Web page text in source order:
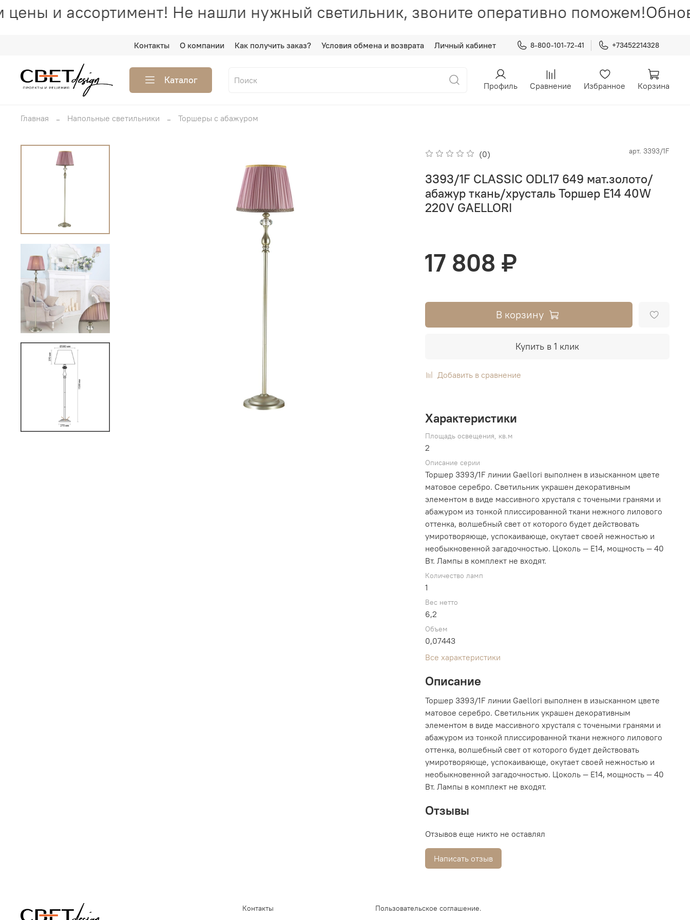
и ассортимент! Не нашли нужный светильник, звоните оперативно поможем!
Контакты О компании Как получить заказ? Условия обмена и возврата Личный кабинет 8-800-101-72-41 +73452214328
Каталог Профиль Сравнение Избранное Корзина
Главная Напольные светильники Торшеры с абажуром
(0) арт. 3393/1F
3393/1F CLASSIC ODL17 649 мат.золото/
абажур ткань/хрусталь Торшер E14 40W
220V GAELLORI
17 808 ₽
В корзину
Купить в 1 клик
Добавить в сравнение
Характеристики
Площадь освещения, кв.м
2
Описание серии
Торшер 3393/1F линии Gaellori выполнен в изысканном цвете
матовое серебро. Светильник украшен декоративным
элементом в виде массивного хрусталя с точеными гранями и
абажуром из тонкой плиссированной ткани нежного лилового
оттенка, волшебный свет от которого будет действовать
умиротворяюще, успокаивающе, окутает своей нежностью и
необыкновенной загадочностью. Цоколь — E14, мощность — 40
Вт. Лампы в комплект не входят.
Количество ламп
1
Вес нетто
6,2
Объем
0,07443
Все характеристики
Описание
Торшер 3393/1F линии Gaellori выполнен в изысканном цвете
матовое серебро. Светильник украшен декоративным
элементом в виде массивного хрусталя с точеными гранями и
абажуром из тонкой плиссированной ткани нежного лилового
оттенка, волшебный свет от которого будет действовать
умиротворяюще, успокаивающе, окутает своей нежностью и
необыкновенной загадочностью. Цоколь — E14, мощность — 40
Вт. Лампы в комплект не входят.
Отзывы
Отзывов еще никто не оставлял
Написать отзыв
Контакты Пользовательское соглашение.